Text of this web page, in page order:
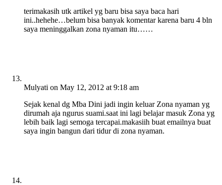
terimakasih utk artikel yg baru bisa saya baca hari
ini..hehehe…belum bisa banyak komentar karena baru 4 bln
saya meninggalkan zona nyaman itu……
Mulyati on May 12, 2012 at 9:18 am
Sejak kenal dg Mba Dini jadi ingin keluar Zona nyaman yg
dirumah aja ngurus suami.saat ini lagi belajar masuk Zona yg
lebih baik lagi semoga tercapai.makasiih buat emailnya buat
saya ingin bangun dari tidur di zona nyaman.